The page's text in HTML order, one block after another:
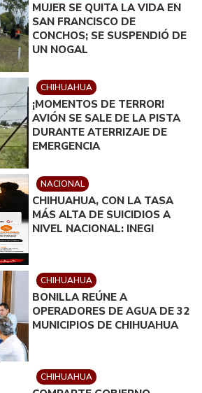
MUJER SE QUITA LA VIDA EN
SAN FRANCISCO DE
CONCHOS; SE SUSPENDIÓ DE
UN NOGAL
CHIHUAHUA
¡MOMENTOS DE TERROR!
AVIÓN SE SALE DE LA PISTA
DURANTE ATERRIZAJE DE
EMERGENCIA
NACIONAL
CHIHUAHUA, CON LA TASA
MÁS ALTA DE SUICIDIOS A
NIVEL NACIONAL: INEGI
CHIHUAHUA
BONILLA REÚNE A
OPERADORES DE AGUA DE 32
MUNICIPIOS DE CHIHUAHUA
CHIHUAHUA